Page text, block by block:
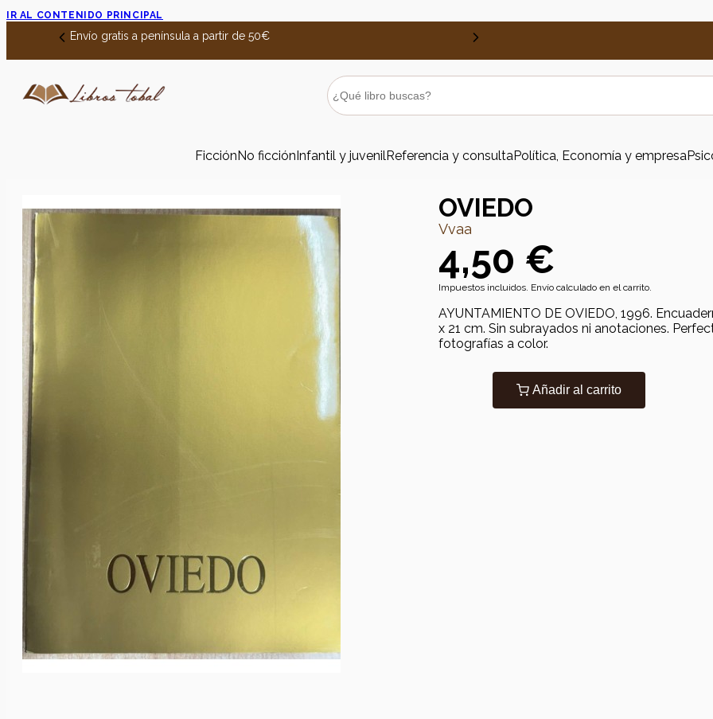
IR AL CONTENIDO PRINCIPAL
Envío gratis a península a partir de 50€
FicciónNo ficciónInfantil y juvenilReferencia y consultaPolítica, Economía y empresa
OVIEDO
Vvaa
4,50 €
Impuestos incluidos. Envío calculado en el carrito.
AYUNTAMIENTO DE OVIEDO, 1996.
x 21 cm. Sin subrayados ni anotaciones.
fotografías a color.
Añadir al carrito